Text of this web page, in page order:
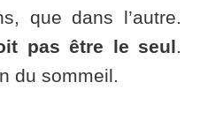
que dans l’autre.
pas être le seul
du sommeil.